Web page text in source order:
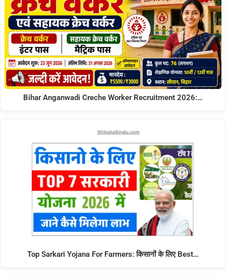
Bihar Anganwadi Creche Worker Recruitment 2026:…
Top Sarkari Yojana For Farmers: किसानों के लिए Best…